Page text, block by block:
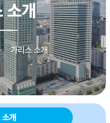
소개
가리스 소개
소개